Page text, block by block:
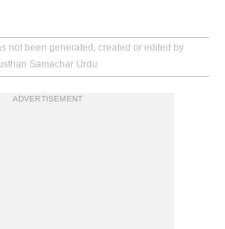
not been generated, created or edited by
Samachar Urdu
ADVERTISEMENT